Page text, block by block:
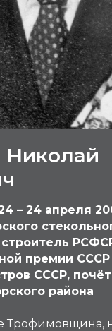
Николай
– 24 апреля
премии
СССР,
района
Трофимовщина,